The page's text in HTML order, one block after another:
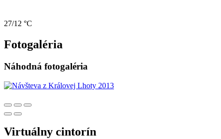
27/12 °C
Fotogaléria
Náhodná fotogaléria
Virtuálny cintorín